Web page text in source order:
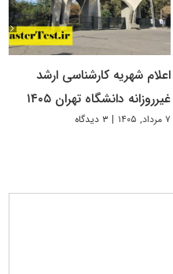
اعلام شهریه کارشناسی ارشد
غیرروزانه دانشگاه تهران ۱۴۰۵
۷ مرداد, ۱۴۰۵ | ۳ دیدگاه